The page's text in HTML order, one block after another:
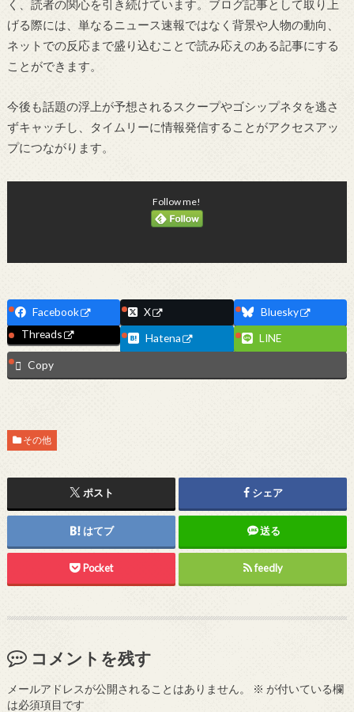
く、読者の関心を引き続けています。ブログ記事として取り上
げる際には、単なるニュース速報ではなく背景や人物の動向、
ネットでの反応まで盛り込むことで読み応えのある記事にする
ことができます。
今後も話題の浮上が予想されるスクープやゴシップネタを逃さ
ずキャッチし、タイムリーに情報発信することがアクセスアッ
プにつながります。
Follow me!
Facebook X
Bluesky
Threads
Hatena
LINE
Copy
その他
ポスト シェア
はてブ 送る
Pocket feedly
コメントを残す
メールアドレスが公開されることはありません。 ※ が付いている欄
は必須項目です